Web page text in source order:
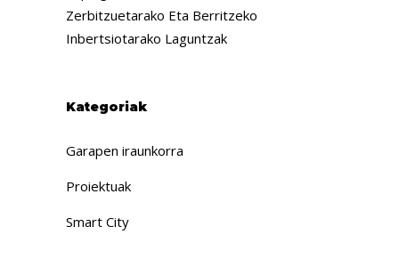
Zerbitzuetarako Eta Berritzeko
Inbertsiotarako Laguntzak
Kategoriak
Garapen iraunkorra
Proiektuak
Smart City